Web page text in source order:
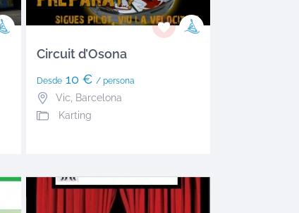
Circuit d’Osona
Desde10 € / persona
Vic Barcelona
Karting